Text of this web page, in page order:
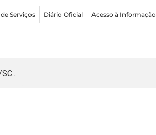
Serviços Diário Oficial Acesso à Informação